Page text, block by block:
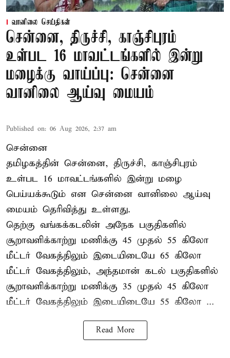
வானிலை செய்திகள்
சென்னை, திருச்சி, காஞ்சிபுரம்
உள்பட 16 மாவட்டங்களில் இன்று
மழைக்கு வாய்ப்பு: சென்னை
வானிலை ஆய்வு மையம்
Published on: 06 Aug 2026, 2:37 am
சென்னை
தமிழகத்தின் சென்னை, திருச்சி, காஞ்சிபுரம்
உள்பட 16 மாவட்டங்களில் இன்று மழை
பெய்யக்கூடும் என சென்னை வானிலை ஆய்வு
மையம் தெரிவித்து உள்ளது.
தெற்கு வங்கக்கடலின் அநேக பகுதிகளில்
சூறாவளிக்காற்று மணிக்கு 45 முதல் 55 கிலோ
மீட்டர் வேகத்திலும் இடையிடையே 65 கிலோ
மீட்டர் வேகத்திலும், அந்தமான் கடல் பகுதிகளில்
சூறாவளிக்காற்று மணிக்கு 35 முதல் 45 கிலோ
மீட்டர் வேகத்திலும் இடையிடையே 55 கிலோ ...
Read More